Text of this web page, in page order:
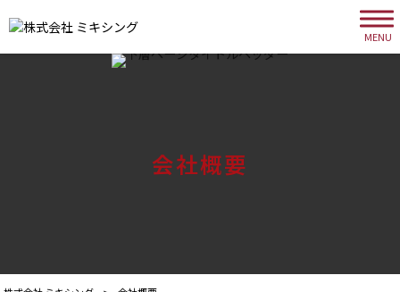
MENU
会社概要